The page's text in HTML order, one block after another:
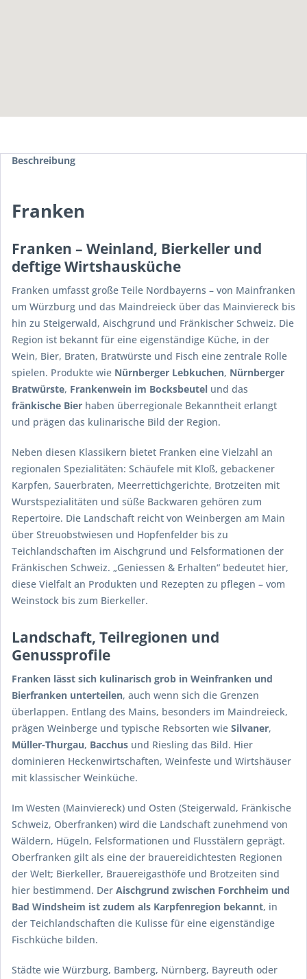
Beschreibung
Franken
Franken – Weinland, Bierkeller und
deftige Wirtshausküche
Franken umfasst große Teile Nordbayerns – von Mainfranken
um Würzburg und das Maindreieck über das Mainviereck bis
hin zu Steigerwald, Aischgrund und Fränkischer Schweiz. Die
Region ist bekannt für eine eigenständige Küche, in der
Wein, Bier, Braten, Bratwürste und Fisch eine zentrale Rolle
spielen. Produkte wie Nürnberger Lebkuchen, Nürnberger
Bratwürste, Frankenwein im Bocksbeutel und das
fränkische Bier haben überregionale Bekanntheit erlangt
und prägen das kulinarische Bild der Region.
Neben diesen Klassikern bietet Franken eine Vielzahl an
regionalen Spezialitäten: Schäufele mit Kloß, gebackener
Karpfen, Sauerbraten, Meerrettichgerichte, Brotzeiten mit
Wurstspezialitäten und süße Backwaren gehören zum
Repertoire. Die Landschaft reicht von Weinbergen am Main
über Streuobstwiesen und Hopfenfelder bis zu
Teichlandschaften im Aischgrund und Felsformationen der
Fränkischen Schweiz. „Geniessen & Erhalten“ bedeutet hier,
diese Vielfalt an Produkten und Rezepten zu pflegen – vom
Weinstock bis zum Bierkeller.
Landschaft, Teilregionen und
Genussprofile
Franken lässt sich kulinarisch grob in Weinfranken und
Bierfranken unterteilen, auch wenn sich die Grenzen
überlappen. Entlang des Mains, besonders im Maindreieck,
prägen Weinberge und typische Rebsorten wie Silvaner,
Müller‑Thurgau, Bacchus und Riesling das Bild. Hier
dominieren Heckenwirtschaften, Weinfeste und Wirtshäuser
mit klassischer Weinküche.
Im Westen (Mainviereck) und Osten (Steigerwald, Fränkische
Schweiz, Oberfranken) wird die Landschaft zunehmend von
Wäldern, Hügeln, Felsformationen und Flusstälern geprägt.
Oberfranken gilt als eine der brauereidichtesten Regionen
der Welt; Bierkeller, Brauereigasthöfe und Brotzeiten sind
hier bestimmend. Der Aischgrund zwischen Forchheim und
Bad Windsheim ist zudem als Karpfenregion bekannt, in
der Teichlandschaften die Kulisse für eine eigenständige
Fischküche bilden.
Städte wie Würzburg, Bamberg, Nürnberg, Bayreuth oder